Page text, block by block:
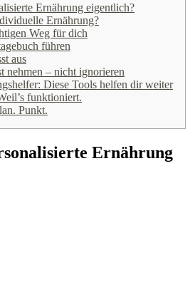
Ernährung eigentlich?
Ernährung?
Weg für dich
führen
aus
nehmen – nicht ignorieren
Diese Tools helfen dir weiter
funktioniert.
Punkt.
Ernährung